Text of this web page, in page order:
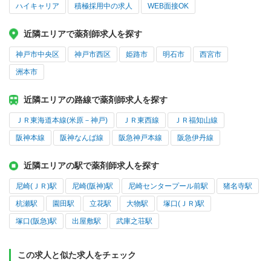
ハイキャリア 積極採用中の求人 WEB面接OK
近隣エリアで薬剤師求人を探す
神戸市中央区 神戸市西区 姫路市 明石市 西宮市
洲本市
近隣エリアの路線で薬剤師求人を探す
ＪＲ東海道本線(米原－神戸) ＪＲ東西線 ＪＲ福知山線
阪神本線 阪神なんば線 阪急神戸本線 阪急伊丹線
近隣エリアの駅で薬剤師求人を探す
尼崎(ＪＲ)駅 尼崎(阪神)駅 尼崎センタープール前駅 猪名寺駅
杭瀬駅 園田駅 立花駅 大物駅 塚口(ＪＲ)駅
塚口(阪急)駅 出屋敷駅 武庫之荘駅
この求人と似た求人をチェック